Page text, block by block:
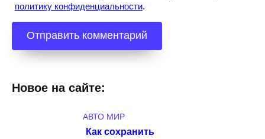
политику конфиденциальности.
Новое на сайте:
АВТО МИР
Как сохранить